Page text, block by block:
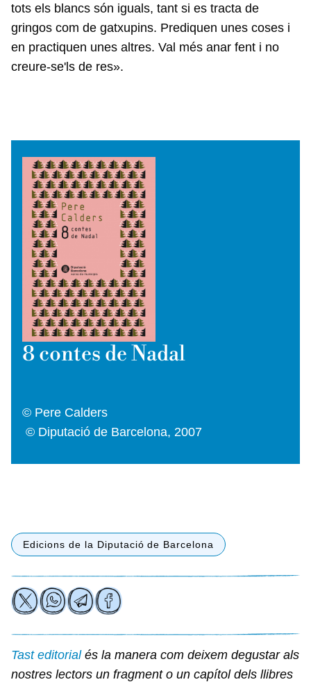
tots els blancs són iguals, tant si es tracta de
gringos com de gatxupins. Prediquen unes coses i
en practiquen unes altres. Val més anar fent i no
creure-se'ls de res».
8 contes de Nadal
© Pere Calders
© Diputació de Barcelona, 2007
Edicions de la Diputació de Barcelona
Tast editorialés la manera com deixem degustar als
nostres lectors un fragment o un capítol dels llibres